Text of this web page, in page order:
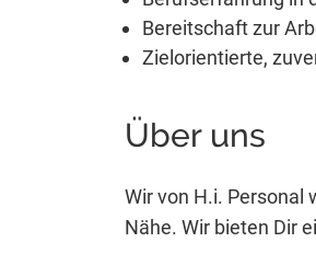
Bereitschaft zur
Zielorientierte,
Über uns
Wir von H.i. Personal
Nähe. Wir bieten Dir